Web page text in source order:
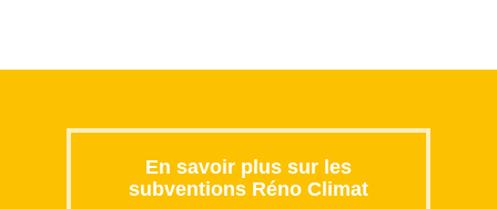
En savoir plus sur les
subventions Réno Climat